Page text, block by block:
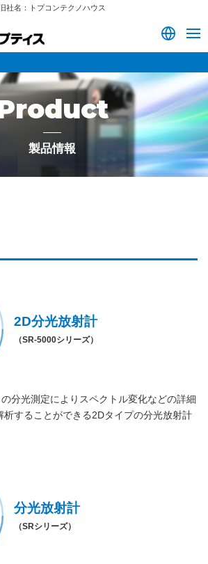
旧社名：トプコンテクノハウス
製品情報
2D分光放射計
（SR-5000シリーズ）
分光測定によりスペクトル変化などの詳細
析することができる2Dタイプの分光放射計
分光放射計
（SRシリーズ）